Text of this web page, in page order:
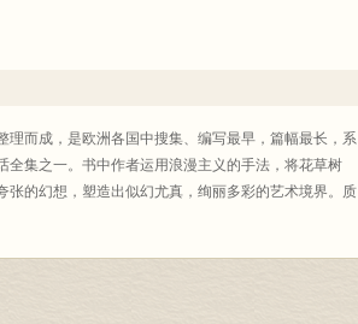
而成，是欧洲各国中搜集、编写最早，篇幅最长，系
集之一。书中作者运用浪漫主义的手法，将花草树
的幻想，塑造出似幻尤真，绚丽多彩的艺术境界。质